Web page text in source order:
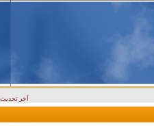
آخر تحديث